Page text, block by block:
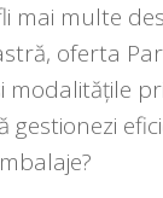
mai multe
oferta
modalitățile
gestionezi